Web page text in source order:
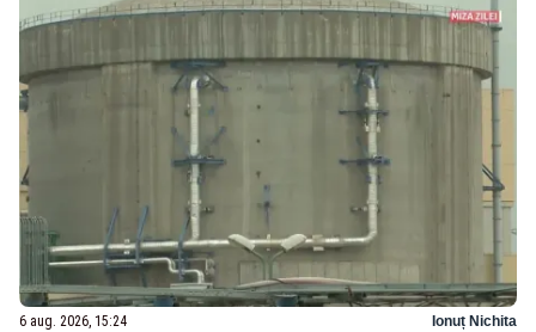
6 aug. 2026, 15:24 Ionuț Nichita